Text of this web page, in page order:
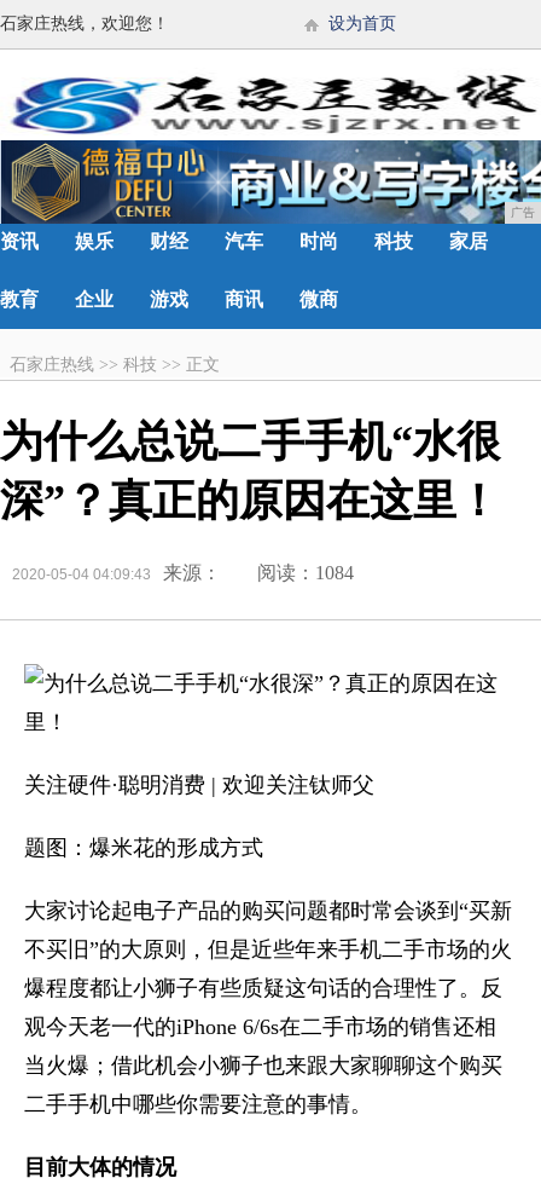
石家庄热线，欢迎您！ 设为首页
广告
资讯 娱乐 财经 汽车 时尚 科技 家居
教育 企业 游戏 商讯 微商
石家庄热线 >> 科技 >> 正文
为什么总说二手手机“水很
深”？真正的原因在这里！
2020-05-04 04:09:43 来源： 阅读：1084
关注硬件·聪明消费 | 欢迎关注钛师父
题图：爆米花的形成方式
大家讨论起电子产品的购买问题都时常会谈到“买新
不买旧”的大原则，但是近些年来手机二手市场的火
爆程度都让小狮子有些质疑这句话的合理性了。反
观今天老一代的iPhone 6/6s在二手市场的销售还相
当火爆；借此机会小狮子也来跟大家聊聊这个购买
二手手机中哪些你需要注意的事情。
目前大体的情况